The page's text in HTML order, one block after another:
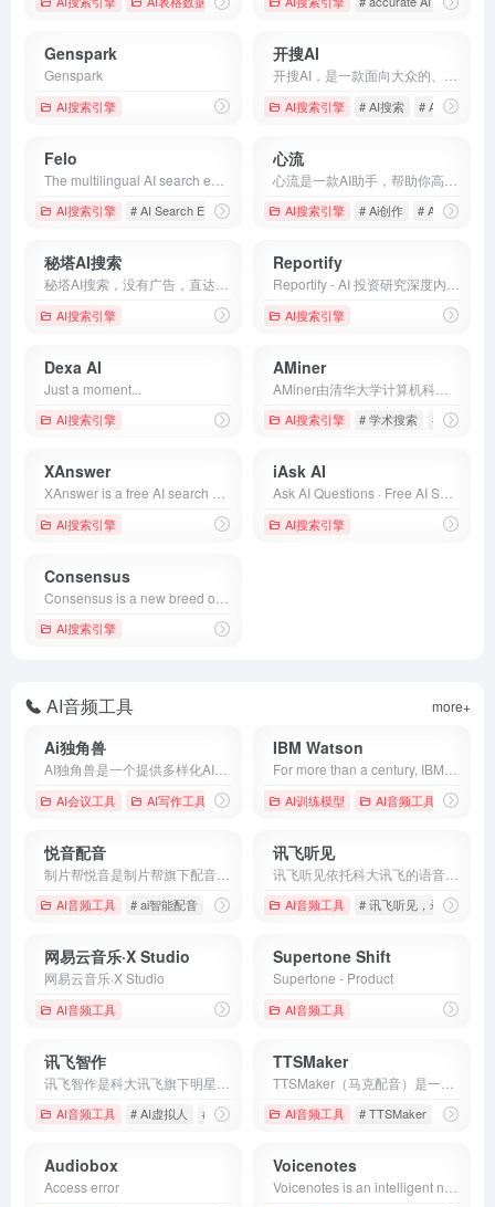
Genspark
Genspark
AI搜索引擎
开搜AI
AI搜索引擎 # AI搜索 # AI搜索引擎
Felo
AI搜索引擎 # AI Search Engine # Felo Search # Free AI Search
心流
AI搜索引擎 # Ai创作 # AI助手
秘塔AI搜索
AI搜索引擎
Reportify
AI搜索引擎
Dexa AI
Just a moment...
AI搜索引擎
AMiner
AI搜索引擎 # 学术搜索 # 学者画像
XAnswer
AI搜索引擎
iAsk AI
AI搜索引擎
Consensus
AI搜索引擎
AI音频工具 more+
Ai独角兽
AI会议工具 AI写作工具 # AI助手 # Ai独角兽 # 人工智能
IBM Watson
AI训练模型 AI音频工具
悦音配音
AI音频工具 # ai智能配音 # 免费在线配音 # 悦音
讯飞听见
AI音频工具 # 讯飞听见，录音转文
网易云音乐·X Studio
网易云音乐·X Studio
AI音频工具
Supertone Shift
Supertone - Product
AI音频工具
讯飞智作
AI音频工具 # AI虚拟人 # 在线配音 # 宣传片配音
TTSMaker
AI音频工具 # TTSMaker #
Audiobox
Access error
Voicenotes